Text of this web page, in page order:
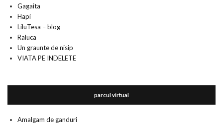
Gagaita
Hapi
LiluTesa – blog
Raluca
Un graunte de nisip
VIATA PE INDELETE
parcul virtual
Amalgam de ganduri